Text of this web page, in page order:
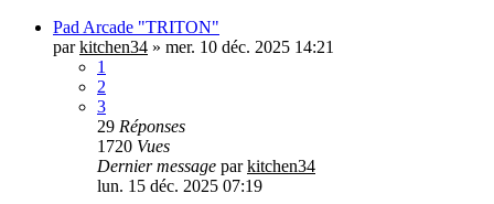
Pad Arcade "TRITON"
parkitchen34 » mer. 10 déc. 2025 14:21
1
2
3
29 Réponses
1720 Vues
Dernier message parkitchen34
lun. 15 déc. 2025 07:19